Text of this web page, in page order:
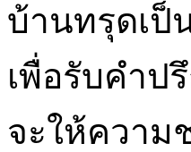
บ้านทรุดเป็
เพื่อรับคำป
จะให้ความ